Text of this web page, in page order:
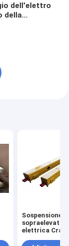
dell'elettro
della
Sospensione
sopraelevata
elettrica